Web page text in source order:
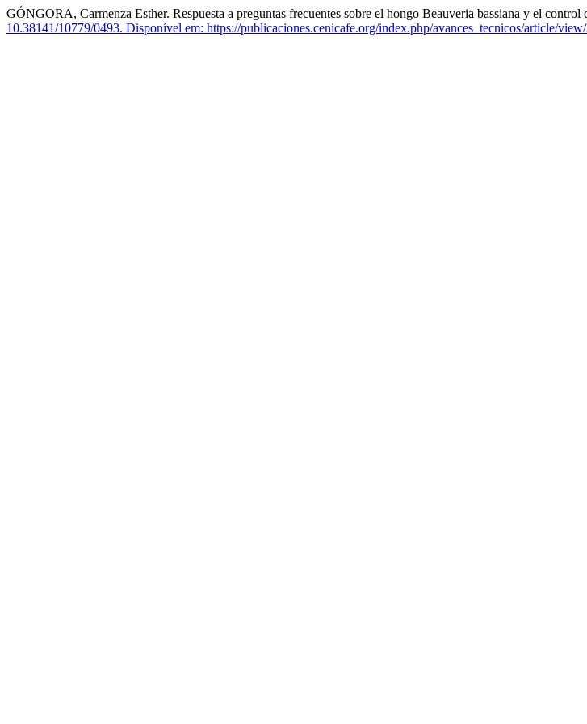
GÓNGORA, Carmenza Esther. Respuesta a preguntas frecuentes sobre el hongo Beauveria bassiana y el control
10.38141/10779/0493. Disponível em: https://publicaciones.cenicafe.org/index.php/avances_tecnicos/article/